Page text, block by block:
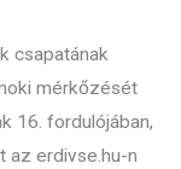
csapatának
mérkőzését
16. fordulójában,
az erdivse.hu-n